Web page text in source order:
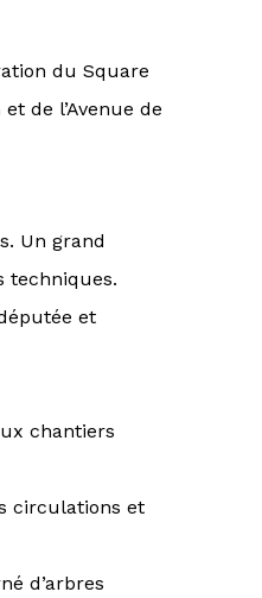
du Square
de l’Avenue de
Un grand
techniques.
et
chantiers
circulations et
d’arbres